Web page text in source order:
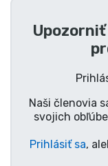
Naši členovia
svojich
Prihlásiť sa,
Zoradiť
Zoradiť
Zoradiť
Zoradiť